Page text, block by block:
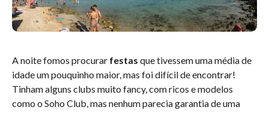
A noite fomos procurar festas que tivessem uma média de
idade um pouquinho maior, mas foi difícil de encontrar!
Tinham alguns clubs muito fancy, com ricos e modelos
como o Soho Club, mas nenhum parecia garantia de uma